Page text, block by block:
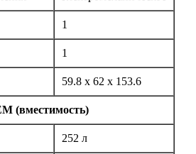
1
1
59.8 x 62 x 153.6
(вместимость)
252 л